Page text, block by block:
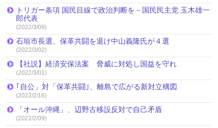
トリガー条項 国民目線で政治判断を－国民民主党 玉木雄一
郎代表
(2022/3/09)
石垣市長選、保革共闘を退け中山義隆氏が４選
(2022/3/02)
【社説】経済安保法案 脅威に対処し国益を守れ
(2022/3/01)
｢自公」対「保革共闘｣、離島で広がる新対立構図
(2022/2/16)
「オール沖縄」、辺野古移設反対で自己矛盾
(2022/2/09)